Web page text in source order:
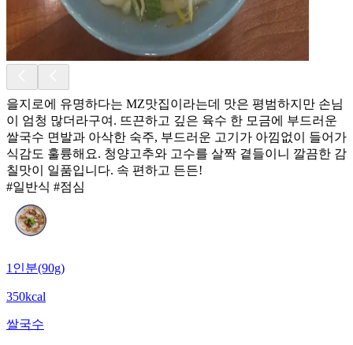
을지로에 유명하다는 MZ맛집이라는데 맛은 평범하지만 손님
이 엄청 많더라구여. 뜨끈하고 깊은 육수 한 모금에 부드러운
쌀국수 면발과 아삭한 숙주, 부드러운 고기가 아낌없이 들어가
식감도 훌륭해요. 청양고추와 고수를 살짝 곁들이니 깔끔한 감
칠맛이 일품입니다. 속 편하고 든든!
#일반식 #점심
1인분(90g)
350kcal
쌀국수